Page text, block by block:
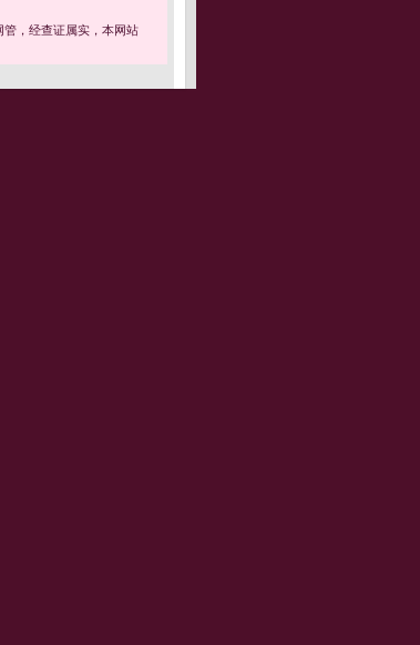
，经查证属实，本网站